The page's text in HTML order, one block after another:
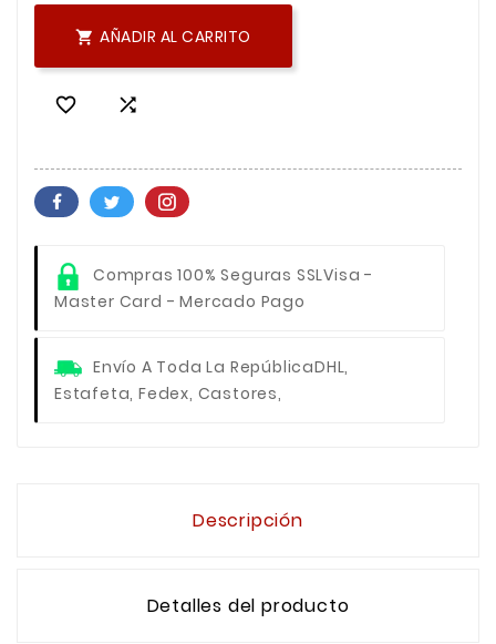
 AÑADIR AL CARRITO
 
Compras 100% Seguras SSLVisa -
Master Card - Mercado Pago
Envío A Toda La RepúblicaDHL,
Estafeta, Fedex, Castores,
Descripción
Detalles del producto